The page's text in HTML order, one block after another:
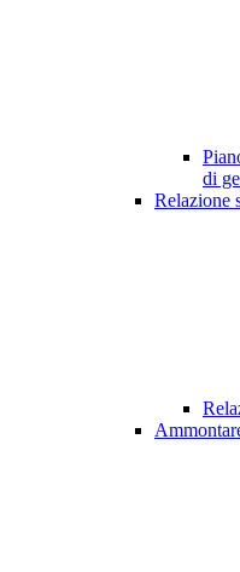
di
Relazione